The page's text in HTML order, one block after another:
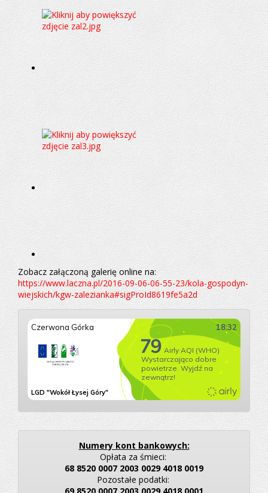
Zobacz załączoną galerię online na:
https://www.laczna.pl/2016-09-06-06-55-23/kola-gospodyn-
wiejskich/kgw-zalezianka#sigProId8619fe5a2d
Numery kont bankowych:
Opłata za śmieci:
68 8520 0007 2003 0029 4018 0019
Pozostałe podatki: